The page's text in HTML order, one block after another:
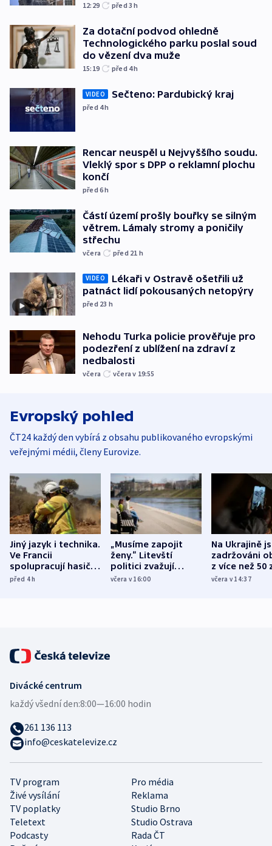
12:29 před 3h
Za dotační podvod ohledně
Technologického parku poslal soud
do vězení dva muže
15:19 před 4h
VIDEO Sečteno: Pardubický kraj
před 4h
Rencar neuspěl u Nejvyššího soudu.
Vleklý spor s DPP o reklamní plochu
končí
před 6h
Částí území prošly bouřky se silným
větrem. Lámaly stromy a poničily
střechu
včera před 21 h
VIDEO
Lékaři v Ostravě ošetřili už
patnáct lidí pokousaných netopýry
před 23 h
Nehodu Turka policie prověřuje pro
podezření z ublížení na zdraví z
nedbalosti
včera včera v 19:55
Evropský pohled
ČT24 každý den vybírá z obsahu publikovaného evropskými
veřejnými médii, členy Eurovize.
Jiný jazyk i technika.
Ve Francii
spolupracují hasiči z
různých zemí
před 4h
„Musíme zapojit
ženy.“ Litevští
politici zvažují
dohodu o
včera v 16:00
Na Ukrajině
zadržováni
z více než 50
Bojovali na
včera v 14:37
TV program
Pro média
Živé vysílání
Reklama
TV poplatky
Studio Brno
Teletext
Studio Ostrava
Podcasty
Rada ČT
Divácké centrum
každý všední den:8:00—16:00 hodin
261 136 113
info@ceskatelevize.cz